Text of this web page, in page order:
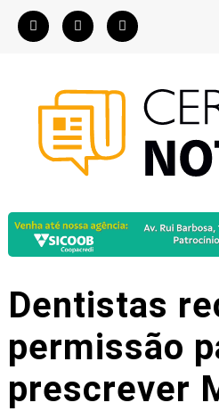
Dentistas
permissão
prescrever